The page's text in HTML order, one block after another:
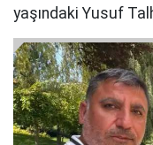
yaşındaki Yusuf